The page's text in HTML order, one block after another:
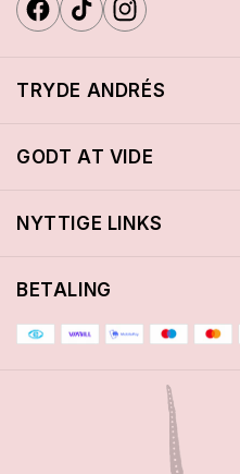
TRYDE ANDRÉS
GODT AT VIDE
NYTTIGE LINKS
BETALING